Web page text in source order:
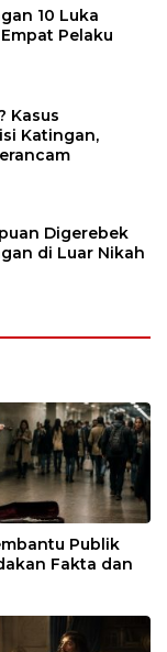
10 Luka
Pelaku
Kasus
Katingan,
Digerebek
di Luar Nikah
Publik
Fakta dan